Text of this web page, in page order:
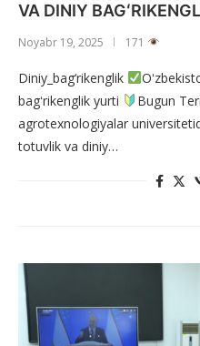
VA DINIY
Noyabr 19, 2025 171
Diniy_bag‘rikenglik
bagʻrikenglik yurti
Bugun
agrotexnologiyalar
totuvlik va diniy…